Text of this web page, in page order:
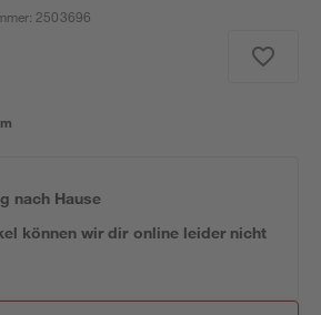
: 2503696
nach Hause
können wir dir online leider nicht